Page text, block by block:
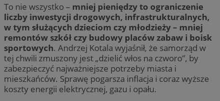
To nie wszystko – mniej pieniędzy to ograniczenie
liczby inwestycji drogowych, infrastrukturalnych,
w tym służących dzieciom czy młodzieży – mniej
remontów szkół czy budowy placów zabaw i boisk
sportowych. Andrzej Kotala wyjaśnił, że samorząd w
tej chwili zmuszony jest „dzielić włos na czworo”, by
zabezpieczyć najważniejsze potrzeby miasta i
mieszkańców. Sprawę pogarsza inflacja i coraz wyższe
koszty energii elektrycznej, gazu i opału.